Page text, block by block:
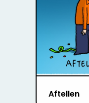
Aftellen